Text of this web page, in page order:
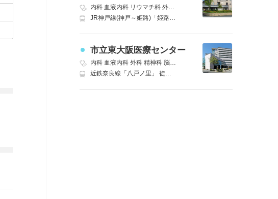
内科 血液内科 リウマチ科 外科 脳神経外科呼吸器外科
JR神戸線(神戸～姫路)「姫路」北口 神姫バス 「姫山公園南・医療センター・美術館前」下車 バス10分
市立東大阪医療センター
内科 血液内科 外科 精神科 脳神経外科 呼吸器外科消化器外科
近鉄奈良線「八戸ノ里」 徒歩12分